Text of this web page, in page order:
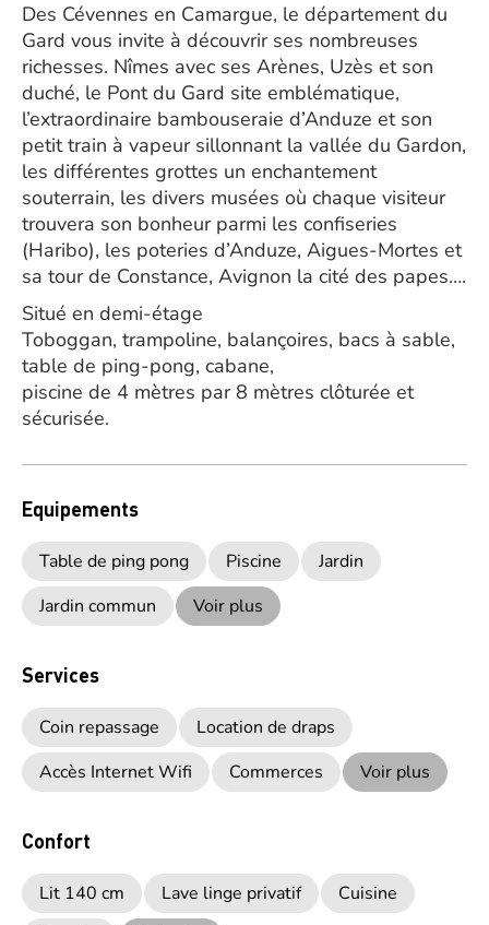
Des Cévennes en Camargue, le département du
Gard vous invite à découvrir ses nombreuses
richesses. Nîmes avec ses Arènes, Uzès et son
duché, le Pont du Gard site emblématique,
l’extraordinaire bambouseraie d’Anduze et son
petit train à vapeur sillonnant la vallée du Gardon,
les différentes grottes un enchantement
souterrain, les divers musées où chaque visiteur
trouvera son bonheur parmi les confiseries
(Haribo), les poteries d’Anduze, Aigues-Mortes et
sa tour de Constance, Avignon la cité des papes….
Situé en demi-étage
Toboggan, trampoline, balançoires, bacs à sable,
table de ping-pong, cabane,
piscine de 4 mètres par 8 mètres clôturée et
sécurisée.
Equipements
Table de ping pong Piscine
Jardin
Jardin commun
Voir plus
Services
Coin repassage
Location de draps
Accès Internet Wifi
Commerces Voir plus
Confort
Lit 140 cm Lave linge privatif
Cuisine